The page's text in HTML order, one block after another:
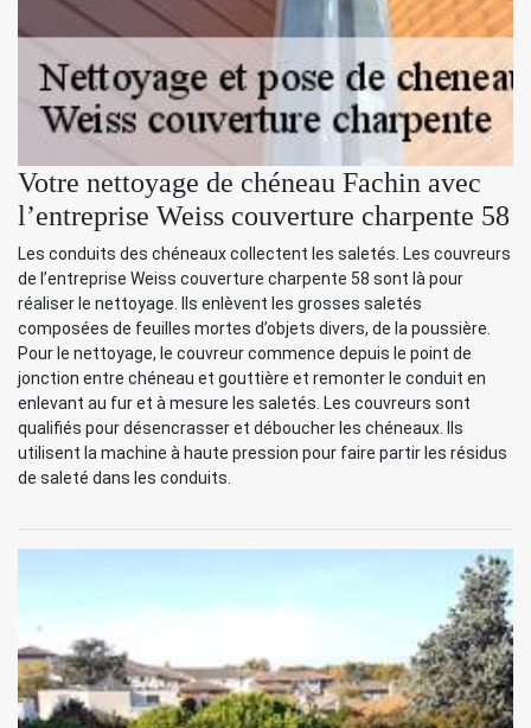
Votre nettoyage de chéneau Fachin avec
l’entreprise Weiss couverture charpente 58
Les conduits des chéneaux collectent les saletés. Les couvreurs
de l’entreprise Weiss couverture charpente 58 sont là pour
réaliser le nettoyage. Ils enlèvent les grosses saletés
composées de feuilles mortes d’objets divers, de la poussière.
Pour le nettoyage, le couvreur commence depuis le point de
jonction entre chéneau et gouttière et remonter le conduit en
enlevant au fur et à mesure les saletés. Les couvreurs sont
qualifiés pour désencrasser et déboucher les chéneaux. Ils
utilisent la machine à haute pression pour faire partir les résidus
de saleté dans les conduits.